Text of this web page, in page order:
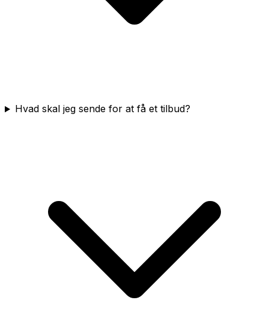
Hvad skal jeg sende for at få et tilbud?